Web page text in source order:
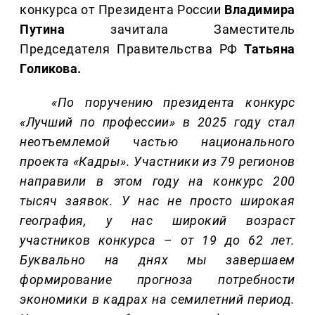
конкурса от Президента России Владимира
Путина зачитала Заместитель
Председателя Правительства РФТатьяна
Голикова.
«По поручению президента конкурс
«Лучший по профессии» в 2025 году стал
неотъемлемой частью национального
проекта «Кадры». Участники из 79 регионов
направили в этом году на конкурс 200
тысяч заявок. У нас не просто широкая
география, у нас широкий возраст
участников конкурса – от 19 до 62 лет.
Буквально на днях мы завершаем
формирование прогноза потребности
экономики в кадрах на семилетний период.